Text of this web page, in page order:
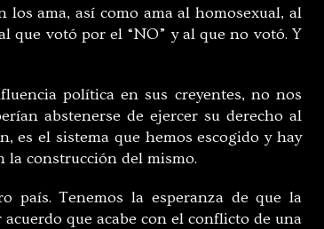
ama, así como ama al homosexual, al
que votó por el “NO” y al que no votó. Y
política en sus creyentes, no nos
abstenerse de ejercer su derecho al
es el sistema que hemos escogido y hay
la construcción del mismo.
país. Tenemos la esperanza de que la
que acabe con el conflicto de una